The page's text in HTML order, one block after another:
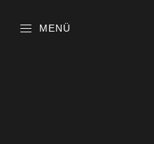
MENÜ